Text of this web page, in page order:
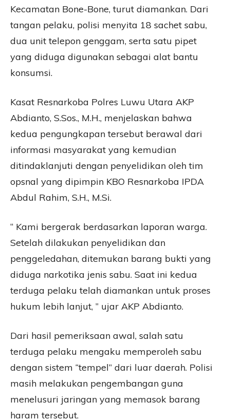
Kecamatan Bone-Bone, turut diamankan. Dari
tangan pelaku, polisi menyita 18 sachet sabu,
dua unit telepon genggam, serta satu pipet
yang diduga digunakan sebagai alat bantu
konsumsi.
Kasat Resnarkoba Polres Luwu Utara AKP
Abdianto, S.Sos., M.H., menjelaskan bahwa
kedua pengungkapan tersebut berawal dari
informasi masyarakat yang kemudian
ditindaklanjuti dengan penyelidikan oleh tim
opsnal yang dipimpin KBO Resnarkoba IPDA
Abdul Rahim, S.H., M.Si.
“ Kami bergerak berdasarkan laporan warga.
Setelah dilakukan penyelidikan dan
penggeledahan, ditemukan barang bukti yang
diduga narkotika jenis sabu. Saat ini kedua
terduga pelaku telah diamankan untuk proses
hukum lebih lanjut, ” ujar AKP Abdianto.
Dari hasil pemeriksaan awal, salah satu
terduga pelaku mengaku memperoleh sabu
dengan sistem “tempel” dari luar daerah. Polisi
masih melakukan pengembangan guna
menelusuri jaringan yang memasok barang
haram tersebut.